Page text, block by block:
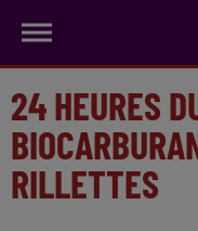
24 HEURES
RILLETTES